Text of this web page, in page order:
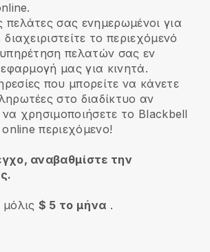
σας ενημερωμένοι για
το περιεχόμενό
πελατών σας εν
εφαρμογή μας για κινητά.
που μπορείτε να κάνετε
στο διαδίκτυο αν
χρησιμοποιήσετε το Blackbell
online περιεχόμενο!
αναβαθμίστε την
$ 5 το μήνα .